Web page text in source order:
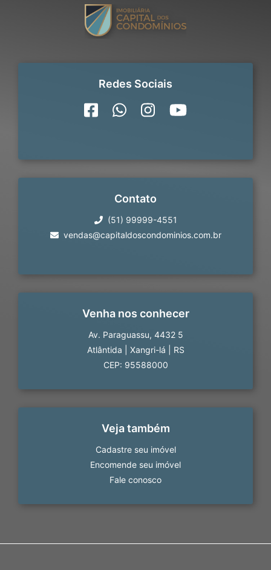
Redes Sociais
Contato
(51) 99999-4551
vendas@capitaldoscondominios.com.br
Venha nos conhecer
Av. Paraguassu, 4432 5
Atlântida
Xangri-lá
RS
CEP: 95588000
Veja também
Cadastre seu imóvel
Encomende seu imóvel
Fale conosco